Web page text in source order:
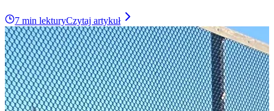
7 min lekturyCzytaj artykuł